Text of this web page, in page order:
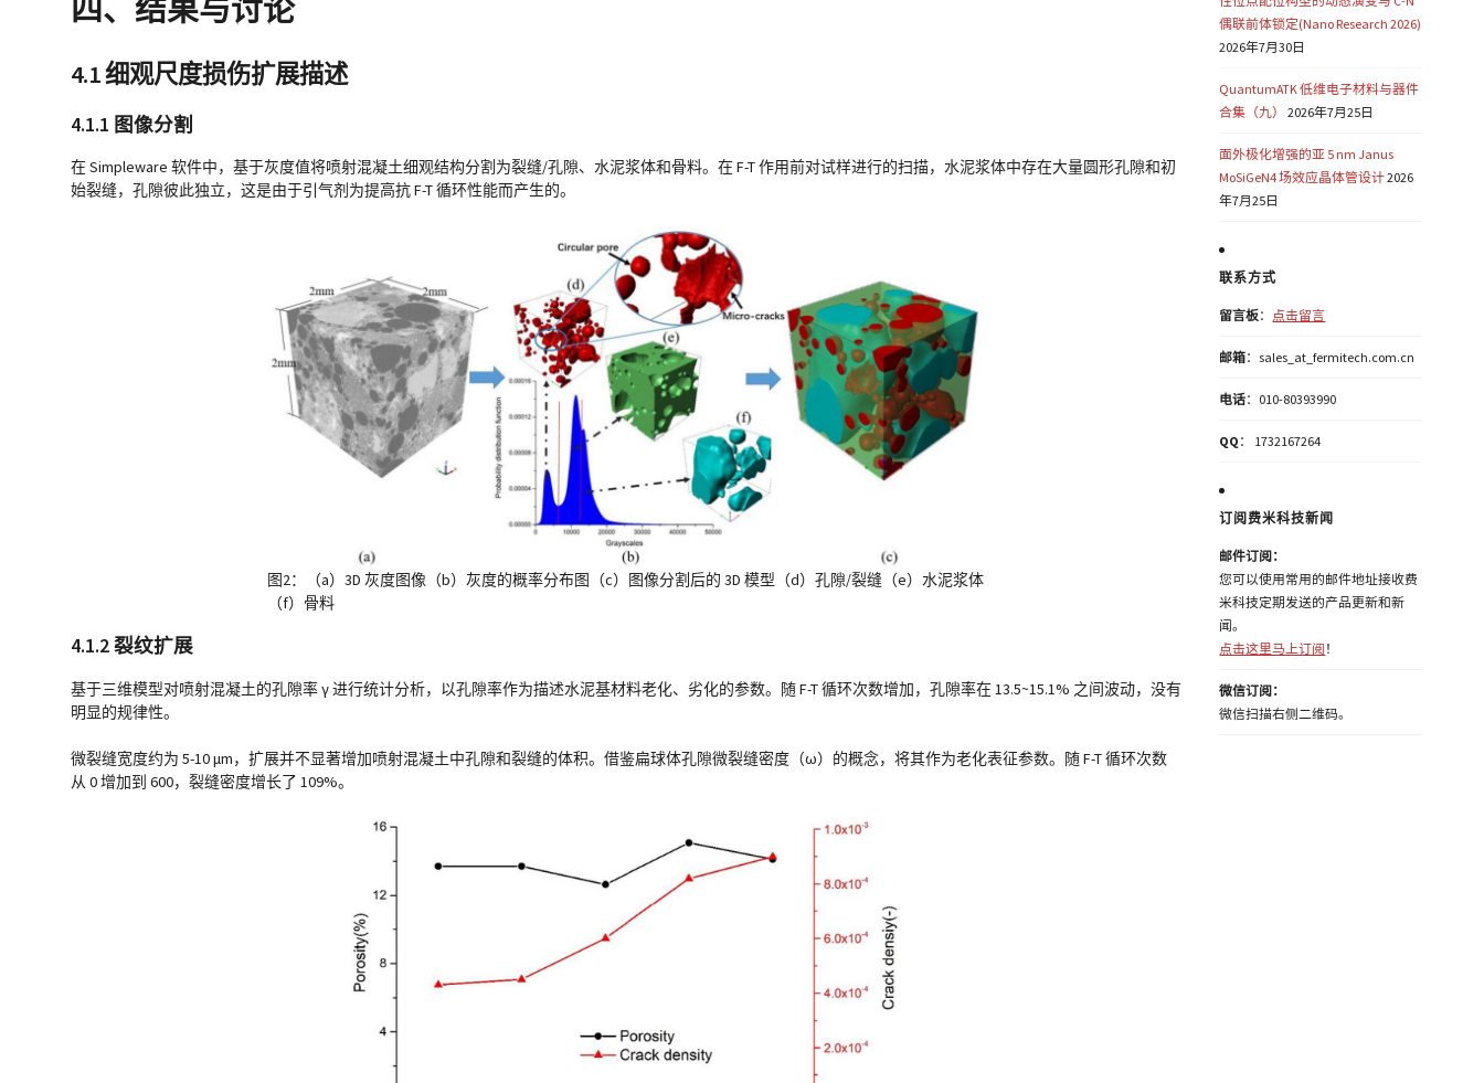
四、结果与讨论
4.1 细观尺度损伤扩展描述
4.1.1 图像分割
在 Simpleware 软件中，基于灰度值将喷射混凝土细观结构分割为裂缝/孔隙、水泥浆体和骨料。在 F-T 作用前对试样进行的扫描，水泥浆体中存在大量圆形孔隙和初
始裂缝，孔隙彼此独立，这是由于引气剂为提高抗 F-T 循环性能而产生的。
图2：（a）3D 灰度图像（b）灰度的概率分布图（c）图像分割后的 3D 模型（d）孔隙/裂缝（e）水泥浆体
（f）骨料
4.1.2 裂纹扩展
基于三维模型对喷射混凝土的孔隙率 γ 进行统计分析，以孔隙率作为描述水泥基材料老化、劣化的参数。随 F-T 循环次数增加，孔隙率在 13.5~15.1% 之间波动，没有
明显的规律性。
微裂缝宽度约为 5-10 μm，扩展并不显著增加喷射混凝土中孔隙和裂缝的体积。借鉴扁球体孔隙微裂缝密度（ω）的概念，将其作为老化表征参数。随 F-T 循环次数
从 0 增加到 600，裂缝密度增长了 109%。
偶联前体锁定(Nano Research 2026)
2026年7月30日
QuantumATK 低维电子材料与器件
合集（九）
2026年7月25日
面外极化增强的亚 5 nm Janus
MoSiGeN4 场效应晶体管设计2026
年7月25日
联系方式
留言板： 点击留言
邮箱：sales_at_fermitech.com.cn
电话：010-80393990
QQ ： 1732167264
订阅费米科技新闻
邮件订阅：
您可以使用常用的邮件地址接收费
米科技定期发送的产品更新和新
闻。
点击这里马上订阅 ！
微信订阅：
微信扫描右侧二维码。